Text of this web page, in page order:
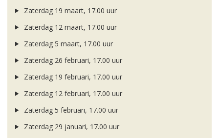
Zaterdag 19 maart, 17.00 uur
Zaterdag 12 maart, 17.00 uur
Zaterdag 5 maart, 17.00 uur
Zaterdag 26 februari, 17.00 uur
Zaterdag 19 februari, 17.00 uur
Zaterdag 12 februari, 17.00 uur
Zaterdag 5 februari, 17.00 uur
Zaterdag 29 januari, 17.00 uur